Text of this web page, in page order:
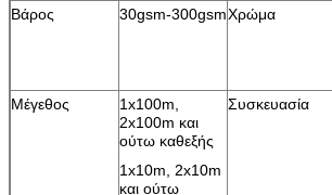
Βάρος
30gsm-300gsmΧρώμα
Μέγεθος
1x100m,
2x100m και
ούτω καθεξής
1x10m, 2x10m
και ούτω
Συσκευασία